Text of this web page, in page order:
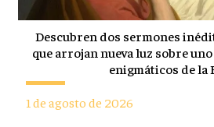
Descubren dos sermones
que arrojan nueva luz sobre
enigmáticos de la
1 de agosto de 2026